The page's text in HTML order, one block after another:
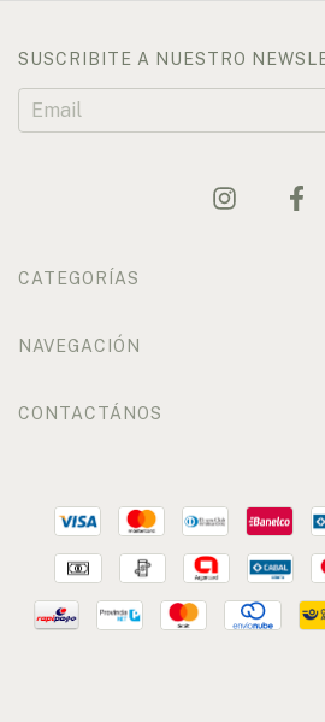
SUSCRIBITE A NUESTRO
CATEGORÍAS
NAVEGACIÓN
CONTACTÁNOS